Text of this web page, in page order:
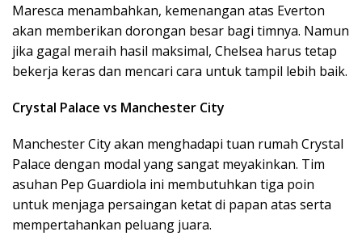
Maresca menambahkan, kemenangan atas Everton
akan memberikan dorongan besar bagi timnya. Namun
jika gagal meraih hasil maksimal, Chelsea harus tetap
bekerja keras dan mencari cara untuk tampil lebih baik.
Crystal Palace vs Manchester City
Manchester City akan menghadapi tuan rumah Crystal
Palace dengan modal yang sangat meyakinkan. Tim
asuhan Pep Guardiola ini membutuhkan tiga poin
untuk menjaga persaingan ketat di papan atas serta
mempertahankan peluang juara.